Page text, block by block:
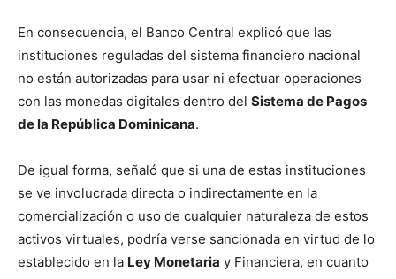
En consecuencia, el Banco Central explicó que las
instituciones reguladas del sistema financiero nacional
no están autorizadas para usar ni efectuar operaciones
con las monedas digitales dentro del Sistema de Pagos
de la República Dominicana.
De igual forma, señaló que si una de estas instituciones
se ve involucrada directa o indirectamente en la
comercialización o uso de cualquier naturaleza de estos
activos virtuales, podría verse sancionada en virtud de lo
establecido en la Ley Monetaria y Financiera, en cuanto